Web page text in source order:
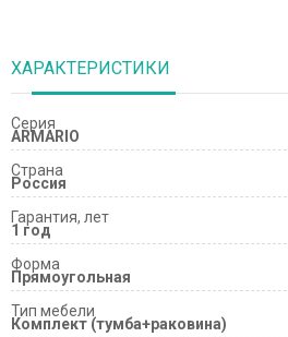
ХАРАКТЕРИСТИКИ
Серия
ARMARIO
Страна
Россия
Гарантия, лет
1 год
Форма
Прямоугольная
Тип мебели
Комплект (тумба+раковина)